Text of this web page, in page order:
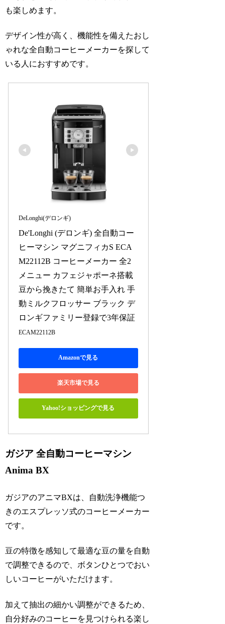
も楽しめます。
デザイン性が高く、機能性を備えたおし
ゃれな全自動コーヒーメーカーを探して
いる人におすすめです。
DeLonghi(デロンギ)
De'Longhi (デロンギ) 全自動コー
ヒーマシン マグニフィカS ECA
M22112B コーヒーメーカー 全2
メニュー カフェジャポーネ搭載
豆から挽きたて 簡単お手入れ 手
動ミルクフロッサー ブラック デ
ロンギファミリー登録で3年保証
ECAM22112B
Amazonで見る
楽天市場で見る
Yahoo!ショッピングで見る
ガジア 全自動コーヒーマシン
Anima BX
ガジアのアニマBXは、自動洗浄機能つ
きのエスプレッソ式のコーヒーメーカー
です。
豆の特徴を感知して最適な豆の量を自動
で調整できるので、ボタンひとつでおい
しいコーヒーがいただけます。
加えて抽出の細かい調整ができるため、
自分好みのコーヒーを見つけられる楽し